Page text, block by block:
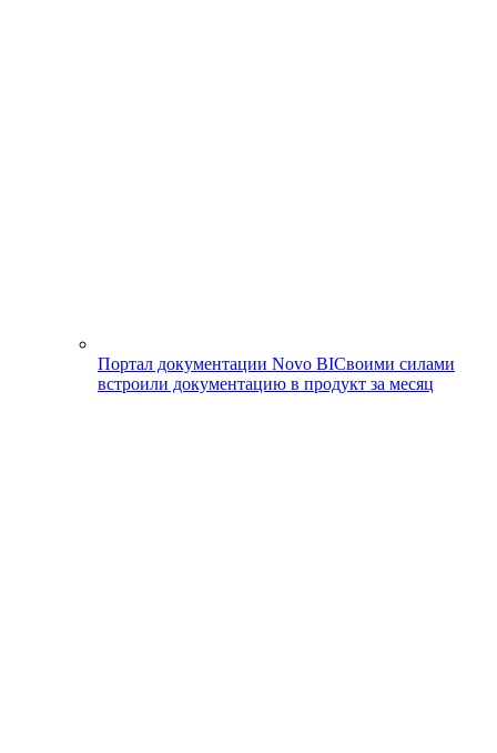
Портал документации Novo BIСвоими силами
встроили документацию в продукт за месяц